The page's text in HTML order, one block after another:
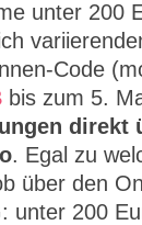
unter 200
Code
bis zum 5.
direkt
. Egal zu
über den
unter 200